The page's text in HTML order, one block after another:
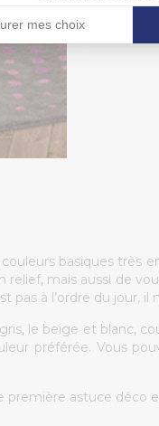
mes choix
basiques très
mais aussi de
à l’ordre du jour, il
le beige et blanc,
préférée. Vous
astuce